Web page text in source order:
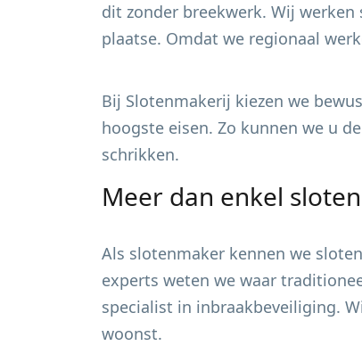
dit zonder breekwerk. Wij
plaatse. Omdat we regionaal
Bij Slotenmakerij kiezen we
hoogste eisen. Zo kunnen we u
schrikken.
Meer dan enkel sloten
Als slotenmaker kennen we
experts weten we waar
specialist in inbraakbeveiliging.
woonst.